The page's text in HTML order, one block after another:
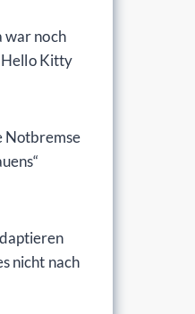
war noch
Hello Kitty
Notbremse
nicht nach